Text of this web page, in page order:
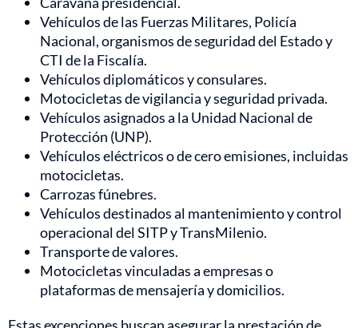
Vehículos de las Fuerzas Militares, Policía
Nacional, organismos de seguridad del Estado y
CTI de la Fiscalía.
Vehículos diplomáticos y consulares.
Motocicletas de vigilancia y seguridad privada.
Vehículos asignados a la Unidad Nacional de
Protección (UNP).
Vehículos eléctricos o de cero emisiones, incluidas
motocicletas.
Carrozas fúnebres.
Vehículos destinados al mantenimiento y control
operacional del SITP y TransMilenio.
Transporte de valores.
Motocicletas vinculadas a empresas o
plataformas de mensajería y domicilios.